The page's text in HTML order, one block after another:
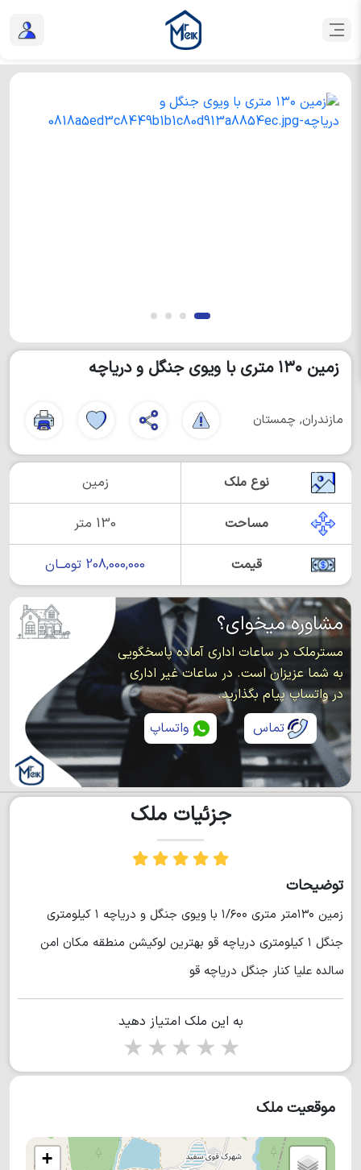
زمین ۱۳۰ متری با ویوی جنگل و دریاچه
مازندران, چمستان
نوع ملک زمین
مساحت 130 متر
قیمت 208,000,000 تومــان
مشاوره میخوای؟
مسترملک در ساعات اداری آماده پاسخگویی
به شما عزیزان است. در ساعات غیر اداری
در واتساپ پیام بگذارید.
تماس
واتساپ
جزئیات ملک
توضیحات
زمین ۱۳۰متر متری ۱/۶۰۰ با ویوی جنگل و دریاچه ۱ کیلومتری
جنگل ۱ کیلومتری دریاچه قو بهترین لوکیشن منطقه مکان امن
سالده علیا کنار جنگل دریاچه قو
به این ملک امتیاز دهید
5 stars
4 stars
3 stars
2 stars
موقعیت ملک
+